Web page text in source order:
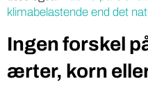
klimabelastende end det
Ingen forskel
ærter, korn